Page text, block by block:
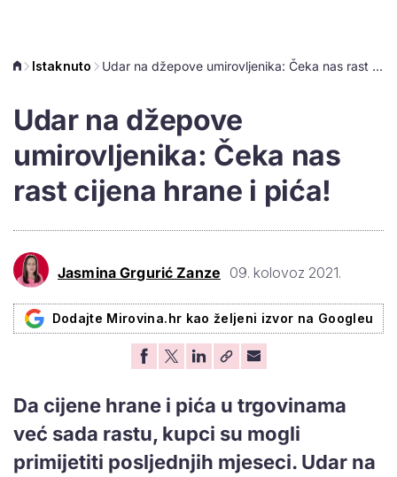
Istaknuto Udar na džepove umirovljenika: Čeka nas rast cijena hrane i pića!
Udar na džepove
umirovljenika: Čeka nas
rast cijena hrane i pića!
Jasmina Grgurić Zanze 09. kolovoz 2021.
Dodajte Mirovina.hr kao željeni izvor na Googleu
Da cijene hrane i pića u trgovinama
već sada rastu, kupci su mogli
primijetiti posljednjih mjeseci. Udar na